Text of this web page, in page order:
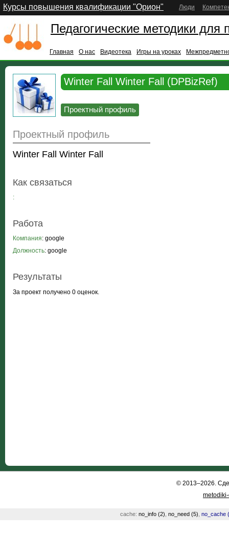
Курсы повышения квалификации "Орион" Люди
Педагогические методики для
Главная О нас Видеотека Игры на уроках
Winter Fall Winter Fall (DPBizRef)
Проектный профиль
Проектный профиль
Winter Fall Winter Fall
Как связаться
:
Работа
Компания: google
Должность: google
Результаты
За проект получено 0 оценок.
© 2013–2026.
cache: no_info (2) no_need (5) no_cache